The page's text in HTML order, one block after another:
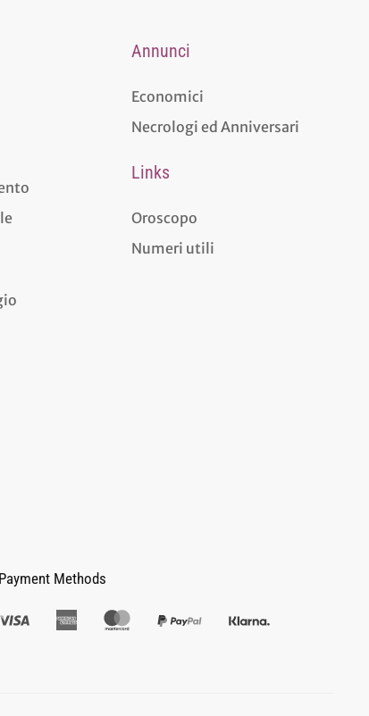
Annunci
Economici
Necrologi ed Anniversari
Links
Oroscopo
Numeri utili
Payment Methods